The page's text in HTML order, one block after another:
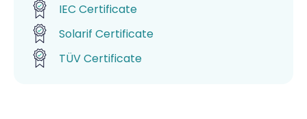
IEC Certificate
Solarif Certificate
TÜV Certificate